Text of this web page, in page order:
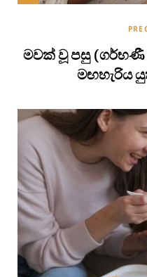
මවක් වූ පසු (ගර්භණී
මඟහැරිය